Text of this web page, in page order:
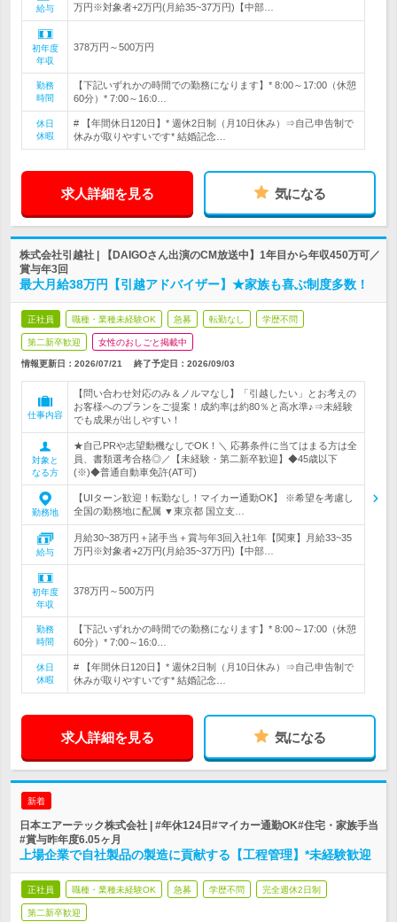
給与
万円※対象者+2万円(月給35~37万円)【中部…
初年度
年収
378万円～500万円
勤務
時間
【下記いずれかの時間での勤務になります】* 8:00～17:00（休憩
60分）* 7:00～16:0…
休日
休暇
# 【年間休日120日】* 週休2日制（月10日休み）⇒自己申告制で
休みが取りやすいです* 結婚記念…
求人詳細を見る 気になる
株式会社引越社 | 【DAIGOさん出演のCM放送中】1年目から年収450万可／
賞与年3回
最大月給38万円【引越アドバイザー】★家族も喜ぶ制度多数！
正社員 職種・業種未経験OK 急募 転勤なし 学歴不問
第二新卒歓迎 女性のおしごと掲載中
情報更新日：2026/07/21 終了予定日： 2026/09/03
仕事内容
【問い合わせ対応のみ＆ノルマなし】「引越したい」とお考えの
お客様へのプランをご提案！成約率は約80％と高水準♪⇒未経験
でも成果が出しやすい！
対象と
なる方
★自己PRや志望動機なしでOK！＼ 応募条件に当てはまる方は全
員、書類選考合格◎／【未経験・第二新卒歓迎】◆45歳以下
(※)◆普通自動車免許(AT可)
勤務地
【UIターン歓迎！転勤なし！マイカー通勤OK】 ※希望を考慮し
全国の勤務地に配属 ▼東京都 国立支…
給与
月給30~38万円＋諸手当＋賞与年3回入社1年【関東】月給33~35
万円※対象者+2万円(月給35~37万円)【中部…
初年度
年収
378万円～500万円
勤務
時間
【下記いずれかの時間での勤務になります】* 8:00～17:00（休憩
60分）* 7:00～16:0…
休日
休暇
# 【年間休日120日】* 週休2日制（月10日休み）⇒自己申告制で
休みが取りやすいです* 結婚記念…
求人詳細を見る 気になる
新着
日本エアーテック株式会社 | #年休124日#マイカー通勤OK#住宅・家族手当
#賞与昨年度6.05ヶ月
上場企業で自社製品の製造に貢献する【工程管理】*未経験歓迎
正社員 職種・業種未経験OK 急募 学歴不問 完全週休2日制
第二新卒歓迎